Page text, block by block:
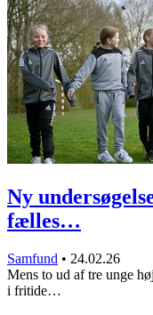
Ny
fælles…
Samfund • 24.02.26
Mens to ud af tre unge
i fritide…